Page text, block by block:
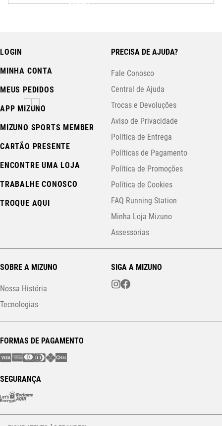
com cupomAPP15.
LOGIN
MINHA CONTA
MEUS PEDIDOS
APP MIZUNO
MIZUNO SPORTS MEMBER
CARTÃO PRESENTE
ENCONTRE UMA LOJA
TRABALHE CONOSCO
TROQUE AQUI
PRECISA DE AJUDA?
Fale Conosco
Central de Ajuda
Trocas e Devoluções
Aviso de Privacidade
Política de Entrega
Políticas de Pagamento
Política de Promoções
Política de Cookies
FAQ Running Station
Minha Loja Mizuno
Assessorias
SOBRE A MIZUNO
Nossa História
Tecnologias
SIGA A MIZUNO
FORMAS DE PAGAMENTO
SEGURANÇA